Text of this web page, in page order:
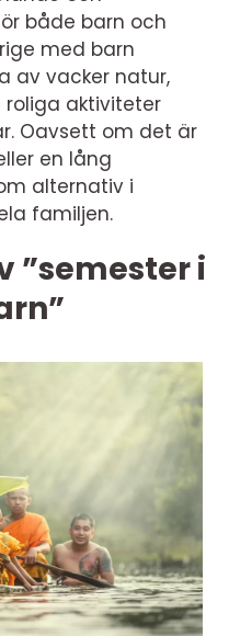
både barn och
med barn
av vacker natur,
roliga aktiviteter
Oavsett om det är
en lång
alternativ i
familjen.
”semester i